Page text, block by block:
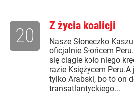
Z życia koalicji
Nasze Słoneczko
oficjalnie Słońcem
się ciągle koło niego
razie Księżycem
tylko Arabski, bo to on
transatlantyckiego...
20